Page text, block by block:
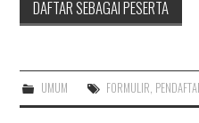
UMUM FORMULIR,